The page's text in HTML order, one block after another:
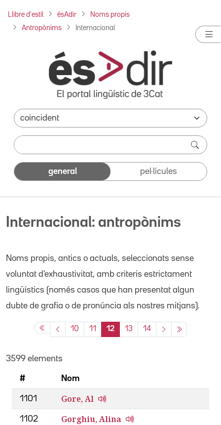
Llibre d'estil ésAdir Noms propis
Antropònims Internacional
general pel·lícules
Internacional: antropònims
Noms propis, antics o actuals, seleccionats sense
voluntat d'exhaustivitat, amb criteris estrictament
lingüístics (només casos que han presentat algun
dubte de grafia o de pronúncia als nostres mitjans).
10 11 12 13 14
3599 elements
# Nom
1101 Gore, Al
1102 Gorghiu, Alina